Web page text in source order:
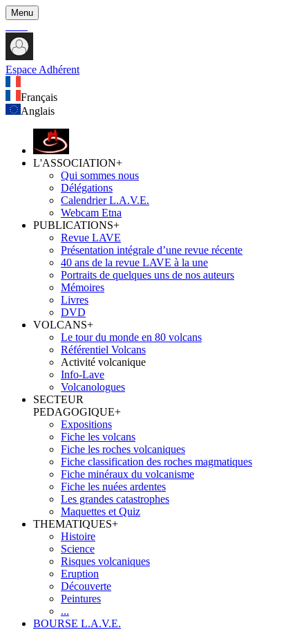
Menu
Espace Adhérent
Français
Anglais
L'ASSOCIATION+
Qui sommes nous
Délégations
Calendrier L.A.V.E.
Webcam Etna
PUBLICATIONS+
Revue LAVE
Présentation intégrale d’une revue récente
40 ans de la revue LAVE à la une
Portraits de quelques uns de nos auteurs
Mémoires
Livres
DVD
VOLCANS+
Le tour du monde en 80 volcans
Référentiel Volcans
Activité volcanique
Info-Lave
Volcanologues
SECTEUR
PEDAGOGIQUE+
Expositions
Fiche les volcans
Fiche les roches volcaniques
Fiche classification des roches magmatiques
Fiche minéraux du volcanisme
Fiche les nuées ardentes
Les grandes catastrophes
Maquettes et Quiz
THEMATIQUES+
Histoire
Science
Risques volcaniques
Eruption
Découverte
Peintures
...
BOURSE L.A.V.E.